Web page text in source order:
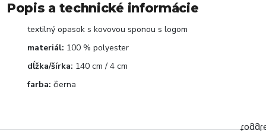
Popis a technické informácie
textilný opasok s kovovou sponou s logom
materiál: 100 % polyester
dĺžka/šírka: 140 cm / 4 cm
farba: čierna